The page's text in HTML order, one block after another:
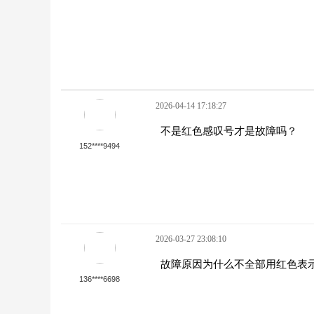
152****9494
2026-04-14 17:18:27
不是红色感叹号才是故障吗？
136****6698
2026-03-27 23:08:10
故障原因为什么不全部用红色表